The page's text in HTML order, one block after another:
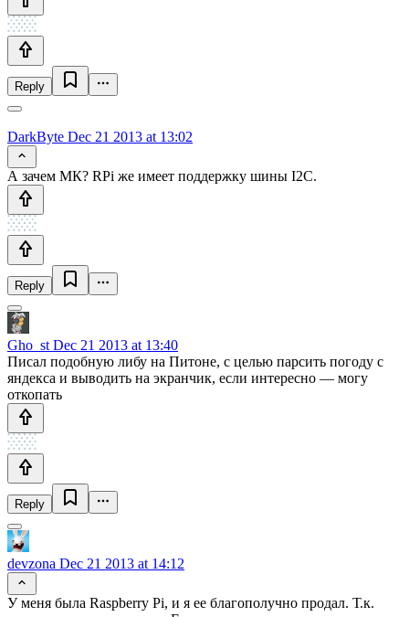
Reply
DarkByte Dec 21 2013 at 13:02
А зачем МК? RPi же имеет поддержку шины I2C.
Reply
Gho_st Dec 21 2013 at 13:40
Писал подобную либу на Питоне, с целью парсить погоду с
яндекса и выводить на экранчик, если интересно — могу
откопать
Reply
devzona Dec 21 2013 at 14:12
У меня была Raspberry Pi, и я ее благополучно продал. Т.к.